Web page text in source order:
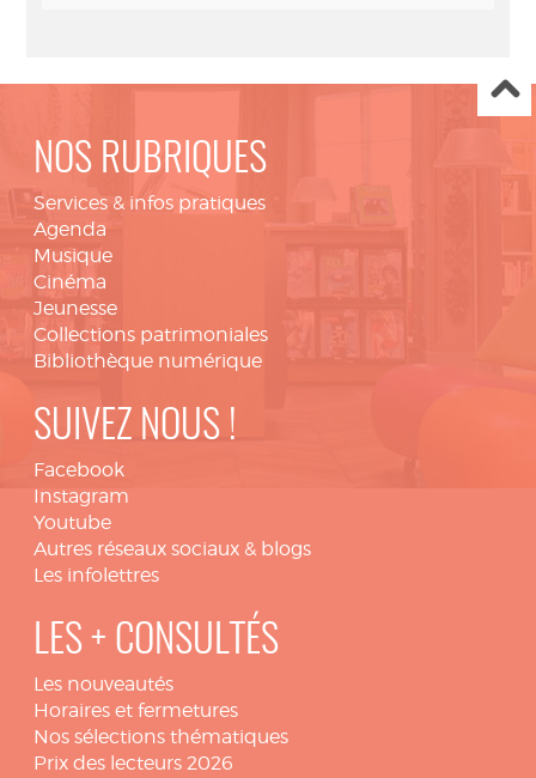
NOS RUBRIQUES
Services & infos pratiques
Agenda
Musique
Cinéma
Jeunesse
Collections patrimoniales
Bibliothèque numérique
SUIVEZ NOUS !
Facebook
Instagram
Youtube
Autres réseaux sociaux & blogs
Les infolettres
LES + CONSULTÉS
Les nouveautés
Horaires et fermetures
Nos sélections thématiques
Prix des lecteurs 2026